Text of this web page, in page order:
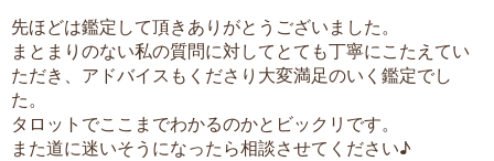
先ほどは鑑定して頂きありがとうございました。
まとまりのない私の質問に対してとても丁寧にこたえてい
ただき、アドバイスもくださり大変満足のいく鑑定でし
た。
タロットでここまでわかるのかとビックリです。
また道に迷いそうになったら相談させてください♪